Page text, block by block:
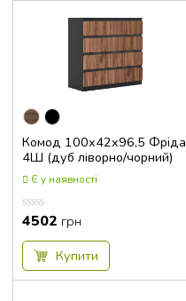
Комод 100x42x96,5 Фріда
4Ш (дуб ліворно/чорний)
Є у наявності
Оцінка
0.00
з
4502 грн
Купити